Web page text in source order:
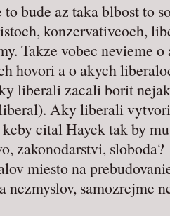
bude az taka blbost to
konzervativcoch,
Takze vobec nevieme
hovori a o akych
liberali zacali borit
Aky liberali
cital Hayek tak by
zakonodarstvi, sloboda?
miesto na
nezmyslov, samozrejme